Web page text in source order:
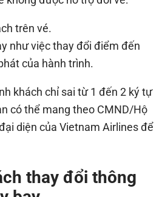
trên vé.
như việc thay đổi điểm đến
của hành trình.
khách chỉ sai từ 1 đến 2 ký tự
có thể mang theo CMND/Hộ
diện của Vietnam Airlines để
thay đổi thông